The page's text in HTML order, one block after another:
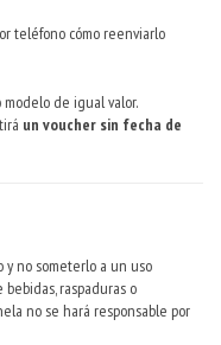
teléfono cómo reenviarlo
modelo de igual valor.
un voucher sin fecha de
no someterlo a un uso
raspaduras o
no se hará responsable por